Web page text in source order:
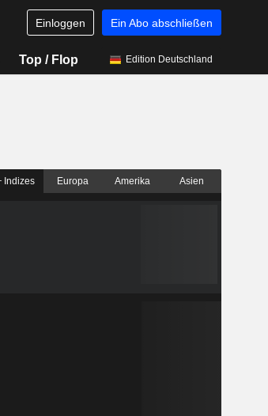
Einloggen Ein Abo abschließen
Top / Flop Edition Deutschland
Indizes Europa Amerika Asien